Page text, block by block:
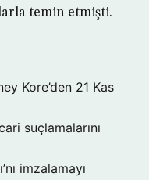
temin etmişti.
Kore’den 21 Kas
suçlamalarını
imzalamayı